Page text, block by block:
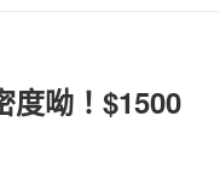
度呦！$1500